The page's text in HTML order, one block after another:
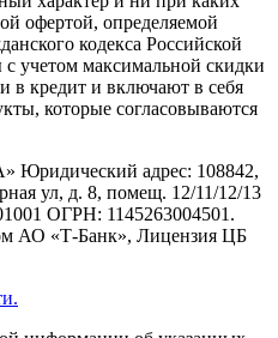
офертой, определяемой
кодекса Российской
учетом максимальной скидки
в кредит и включают в себя
которые согласовываются
адрес: 108842,
ул, д. 8, помещ. 12/11/12/13
ОГРН: 1145263004501.
АО «Т-Банк», Лицензия ЦБ